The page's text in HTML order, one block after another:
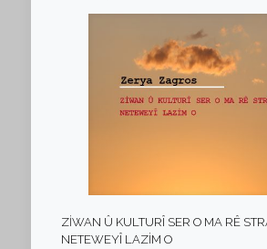
ZİWAN Û KULTURÎ SER O MA RÊ
NETEWEYÎ LAZİM O